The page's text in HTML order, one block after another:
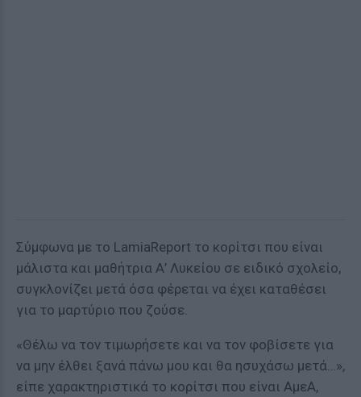
Σύμφωνα με το LamiaReport το κορίτσι που είναι
μάλιστα και μαθήτρια Α’ Λυκείου σε ειδικό σχολείο,
συγκλονίζει μετά όσα φέρεται να έχει καταθέσει
για το μαρτύριο που ζούσε.
«Θέλω να τον τιμωρήσετε και να τον φοβίσετε για
να μην έλθει ξανά πάνω μου και θα ησυχάσω μετά…»,
είπε χαρακτηριστικά το κορίτσι που είναι ΑμεΑ,